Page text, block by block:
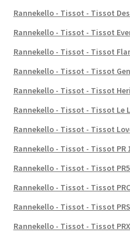
Rannekello - Tissot - Tissot
Rannekello - Tissot - Tissot
Rannekello - Tissot - Tissot
Rannekello - Tissot - Tissot
Rannekello - Tissot - Tissot
Rannekello - Tissot - Tissot Le
Rannekello - Tissot - Tissot
Rannekello - Tissot - Tissot PR
Rannekello - Tissot - Tissot
Rannekello - Tissot - Tissot
Rannekello - Tissot - Tissot
Rannekello - Tissot - Tissot PRX